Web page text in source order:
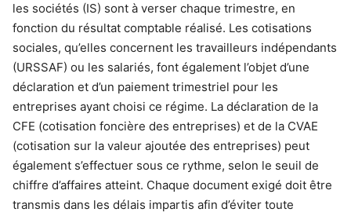
les sociétés (IS) sont à verser chaque trimestre, en
fonction du résultat comptable réalisé. Les cotisations
sociales, qu’elles concernent les travailleurs indépendants
(URSSAF) ou les salariés, font également l’objet d’une
déclaration et d’un paiement trimestriel pour les
entreprises ayant choisi ce régime. La déclaration de la
CFE (cotisation foncière des entreprises) et de la CVAE
(cotisation sur la valeur ajoutée des entreprises) peut
également s’effectuer sous ce rythme, selon le seuil de
chiffre d’affaires atteint. Chaque document exigé doit être
transmis dans les délais impartis afin d’éviter toute